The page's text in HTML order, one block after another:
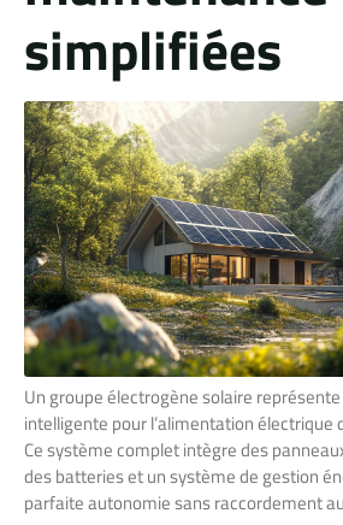
simplifiées
Un groupe électrogène solaire
intelligente pour l’alimentation électrique
Ce système complet intègre des
des batteries et un système de gestion
parfaite autonomie sans raccordement